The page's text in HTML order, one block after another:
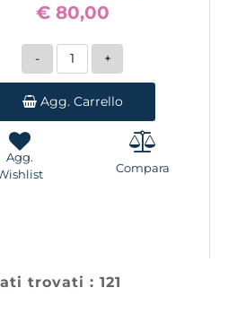
€ 80,00
Quantità
Agg. Carrello
Agg.
Compara
trovati : 121